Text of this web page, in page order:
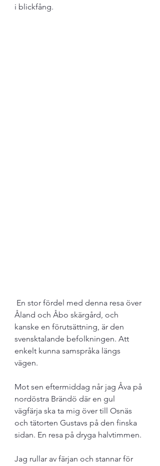
i blickfång.
Åland och Åbo skärgård, och
kanske en förutsättning, är den
svensktalande befolkningen. Att
enkelt kunna samspråka längs
vägen.
Mot sen eftermiddag når jag Åva på
nordöstra Brändö där en gul
vägfärja ska ta mig över till Osnäs
och tätorten Gustavs på den finska
sidan. En resa på dryga halvtimmen.
Jag rullar av färjan och stannar för